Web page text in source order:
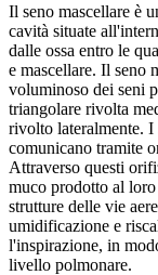
Il seno mascellare è
cavità situate
dalle ossa entro le
e mascellare. Il seno
voluminoso dei seni
triangolare rivolta
rivolto lateralmente. I
comunicano tramite
Attraverso questi
muco prodotto al loro
strutture delle vie
umidificazione e
l'inspirazione, in
livello polmonare.